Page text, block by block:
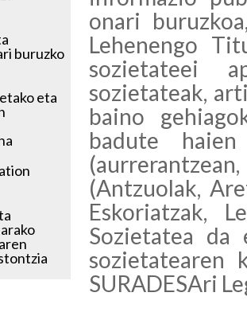
onari
Lehenengo
sozietateei
sozietateak,
baino
badute haien
(Antzuolak,
Eskoriatzak,
Sozietatea
sozietatearen
SURADESAri
buruzko
eta